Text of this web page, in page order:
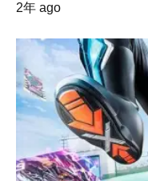
2年 ago